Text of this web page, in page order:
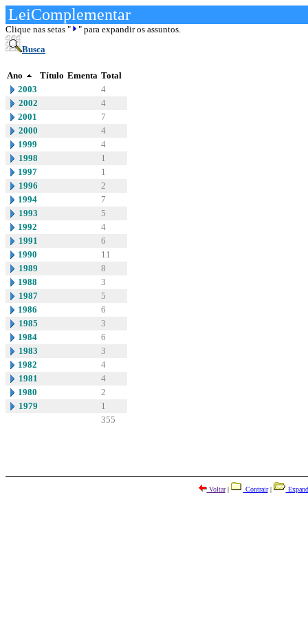
LeiComplementar
Clique nas setas "
" para expandir os assuntos.
Busca
Ano Título Ementa Total
2003
4
2002
4
2001
7
2000
4
1999
4
1998
1
1997
1
1996
2
1994
7
1993
5
1992
4
1991
6
1990
11
1989
8
1988
3
1987
5
1986
6
1985
3
1984
6
1983
3
1982
4
1981
4
1980
2
1979
1
355
Voltar| Contrair|